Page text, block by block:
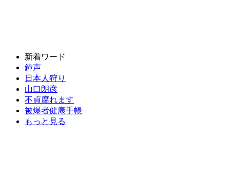
新着ワード
鐘声
日本人狩り
山口朗彦
不貞腐れます
被爆者健康手帳
もっと見る